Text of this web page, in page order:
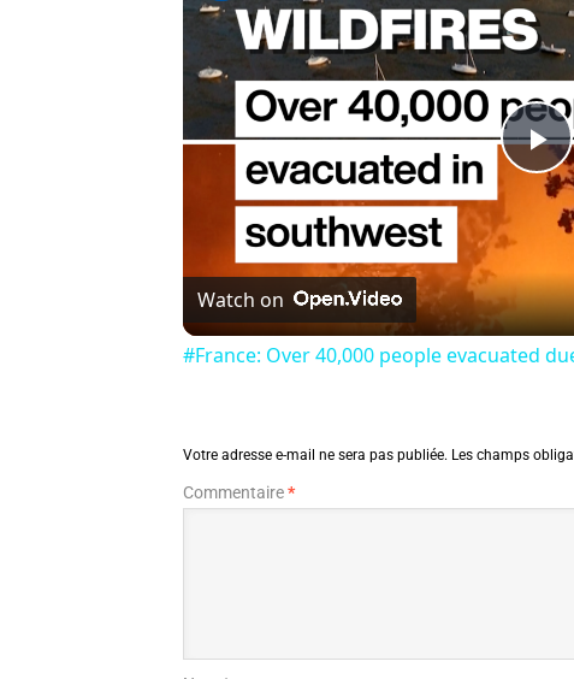
Watch on
#France: Over 40,000 people evacuated
Votre adresse e-mail ne sera pas publiée. Les champs
Commentaire*